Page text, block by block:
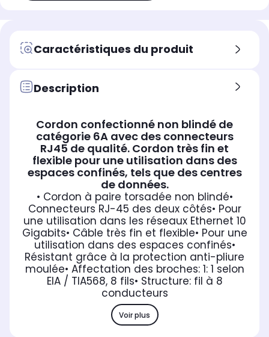
Caractéristiques du produit
Description
Cordon confectionné non blindé de
catégorie 6A avec des connecteurs
RJ45 de qualité. Cordon très fin et
flexible pour une utilisation dans des
espaces confinés, tels que des centres
de données.
• Cordon à paire torsadée non blindé•
Connecteurs RJ-45 des deux côtés• Pour
une utilisation dans les réseaux Ethernet 10
Gigabits• Câble très fin et flexible• Pour une
utilisation dans des espaces confinés•
Résistant grâce à la protection anti-pliure
moulée• Affectation des broches: 1: 1 selon
EIA / TIA568, 8 fils• Structure: fil à 8
conducteurs
Voir plus